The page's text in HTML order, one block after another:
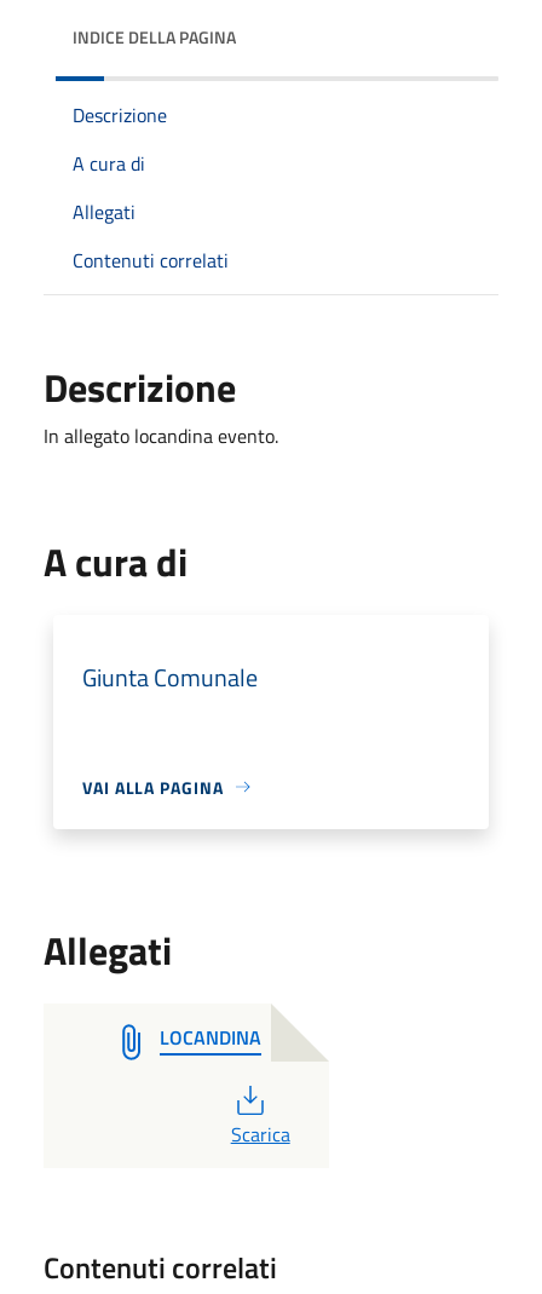
INDICE DELLA PAGINA
Descrizione
A cura di
Allegati
Contenuti correlati
Descrizione
In allegato locandina evento.
A cura di
Giunta Comunale
VAI ALLA PAGINA
Allegati
LOCANDINA
PDF
Scarica
Contenuti correlati